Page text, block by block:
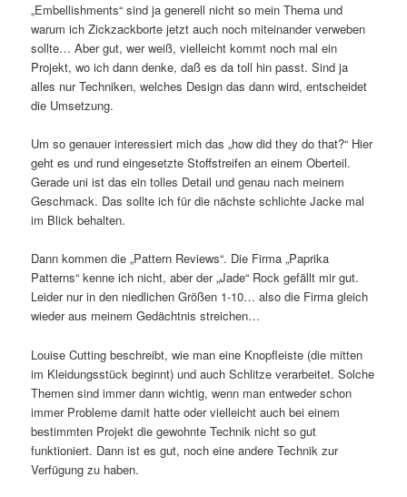
„Embellishments“ sind ja generell nicht so mein Thema und
warum ich Zickzackborte jetzt auch noch miteinander verweben
sollte… Aber gut, wer weiß, vielleicht kommt noch mal ein
Projekt, wo ich dann denke, daß es da toll hin passt. Sind ja
alles nur Techniken, welches Design das dann wird, entscheidet
die Umsetzung.
Um so genauer interessiert mich das „how did they do that?“ Hier
geht es und rund eingesetzte Stoffstreifen an einem Oberteil.
Gerade uni ist das ein tolles Detail und genau nach meinem
Geschmack. Das sollte ich für die nächste schlichte Jacke mal
im Blick behalten.
Dann kommen die „Pattern Reviews“. Die Firma „Paprika
Patterns“ kenne ich nicht, aber der „Jade“ Rock gefällt mir gut.
Leider nur in den niedlichen Größen 1-10… also die Firma gleich
wieder aus meinem Gedächtnis streichen…
Louise Cutting beschreibt, wie man eine Knopfleiste (die mitten
im Kleidungsstück beginnt) und auch Schlitze verarbeitet. Solche
Themen sind immer dann wichtig, wenn man entweder schon
immer Probleme damit hatte oder vielleicht auch bei einem
bestimmten Projekt die gewohnte Technik nicht so gut
funktioniert. Dann ist es gut, noch eine andere Technik zur
Verfügung zu haben.